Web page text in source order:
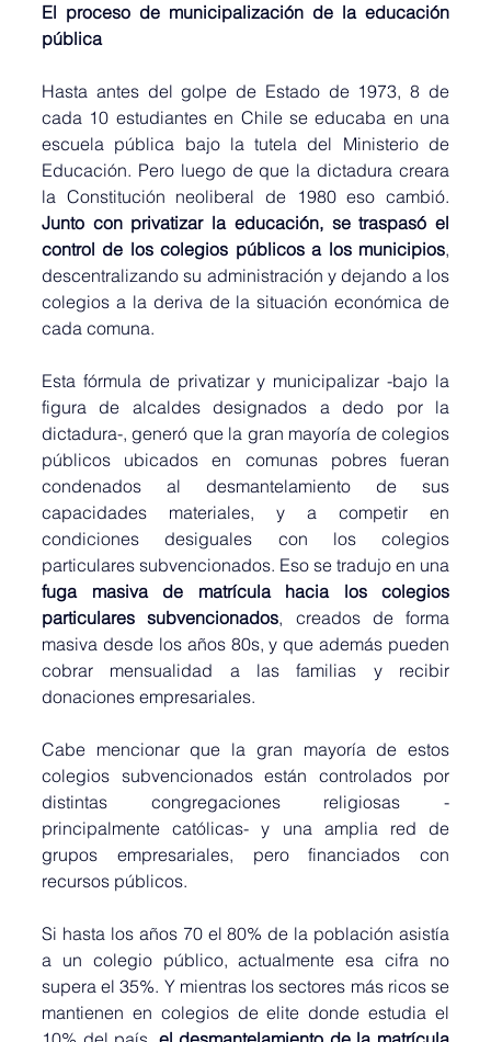
El proceso de municipalización de la educación
pública
Hasta antes del golpe de Estado de 1973, 8 de
cada 10 estudiantes en Chile se educaba en una
escuela pública bajo la tutela del Ministerio de
Educación. Pero luego de que la dictadura creara
Junto con privatizar la educación, se traspasó el
control de los colegios públicos a los municipios,
descentralizando su administración y dejando a los
colegios a la deriva de la situación económica de
cada comuna.
Esta fórmula de privatizar y municipalizar -bajo la
figura de alcaldes designados a dedo por la
dictadura-, generó que la gran mayoría de colegios
públicos ubicados en comunas pobres fueran
condenados al desmantelamiento de sus
capacidades materiales, y a competir en
condiciones desiguales con los colegios
fuga masiva de matrícula hacia los colegios
particulares subvencionados, creados de forma
masiva desde los años 80s, y que además pueden
cobrar mensualidad a las familias y recibir
donaciones empresariales.
Cabe mencionar que la gran mayoría de estos
colegios subvencionados están controlados por
distintas congregaciones religiosas -
principalmente católicas- y una amplia red de
grupos empresariales, pero financiados con
recursos públicos.
Si hasta los años 70 el 80% de la población asistía
a un colegio público, actualmente esa cifra no
supera el 35%. Y mientras los sectores más ricos se
mantienen en colegios de elite donde estudia el